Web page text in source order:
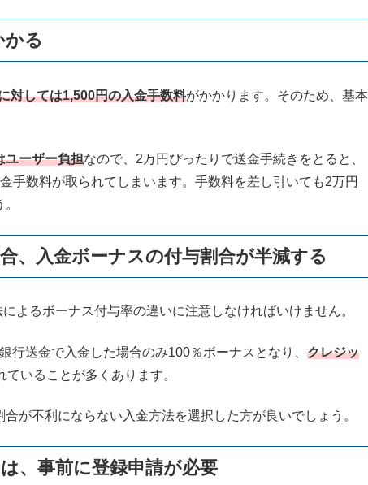
かる
対しては1,500円の入金手数料がかかります。そのため、基本
ユーザー負担なので、2万円ぴったりで送金手続きをとると、
手数料が取られてしまいます。手数料を差し引いても2万円
、入金ボーナスの付与割合が半減する
よるボーナス付与率の違いに注意しなければいけません。
送金で入金した場合のみ100％ボーナスとなり、 クレジッ
ていることが多くあります。
が不利にならない入金方法を選択した方が良いでしょう。
、事前に登録申請が必要